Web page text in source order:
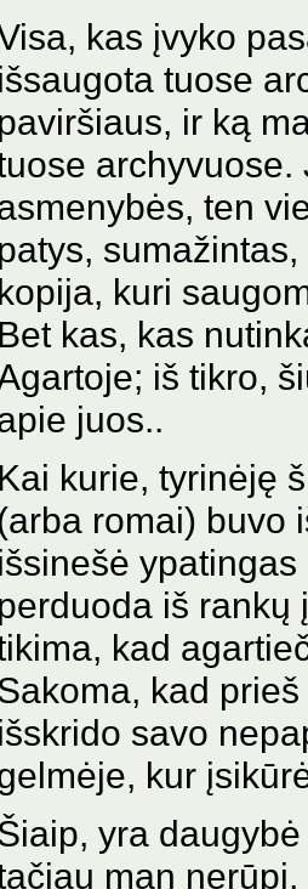
kas įvyko
išsaugota tuose
paviršiaus, ir ką
ten
patys,
kopija, kuri
Bet kas, kas
iš tikro,
juos..
Kai kurie, tyrinėję
romai) buvo
išsinešė
perduoda iš rankų
kad
kad
išskrido savo
kur
yra
man